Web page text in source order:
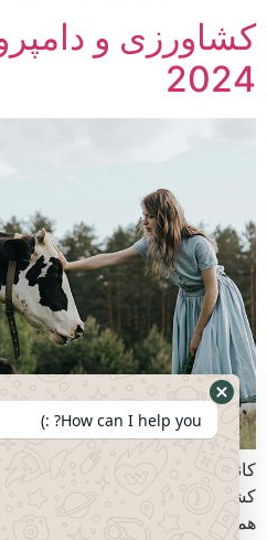
کشاورزی و
2024
کانادا سرزمین فرصت‌های طلایی
کشور پهناور جهان با آب و هوایی
همواره یکی از قطب‌های اصلی
How can I help you? :)